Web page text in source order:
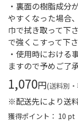
・裏面の樹脂成分
やすくなった場合
巾で拭き取って下
で強くこすって下さ
・使用時における
ますので予めご了
1,070円(送料別
※配送先により送
獲得ポイント： 10 pt